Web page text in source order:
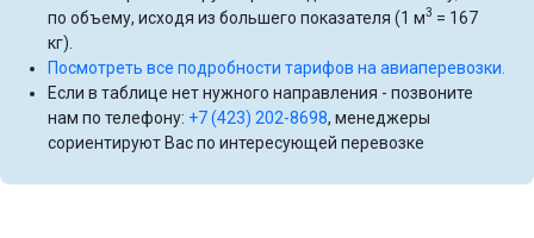
по объему, исходя из большего показателя (1 м3 = 167
кг).
Посмотреть все подробности тарифов на авиаперевозки.
Если в таблице нет нужного направления - позвоните
нам по телефону: +7 (423) 202-8698, менеджеры
сориентируют Вас по интересующей перевозке